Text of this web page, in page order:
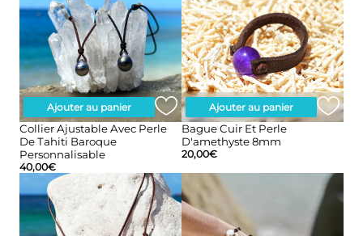
Ajouter au panier
Collier Ajustable Avec Perle
De Tahiti Baroque
Personnalisable
40,00€
Ajouter au panier
Bague Cuir Et Perle
D'amethyste 8mm
20,00€